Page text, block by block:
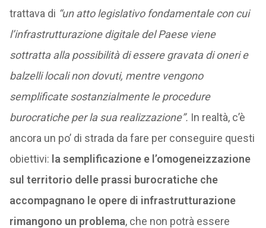
trattava di “un atto legislativo fondamentale con cui
l’infrastrutturazione digitale del Paese viene
sottratta alla possibilità di essere gravata di oneri e
balzelli locali non dovuti, mentre vengono
semplificate sostanzialmente le procedure
burocratiche per la sua realizzazione”. In realtà, c’è
ancora un po’ di strada da fare per conseguire questi
obiettivi: la semplificazione e l’omogeneizzazione
sul territorio delle prassi burocratiche che
accompagnano le opere di infrastrutturazione
rimangono un problema, che non potrà essere